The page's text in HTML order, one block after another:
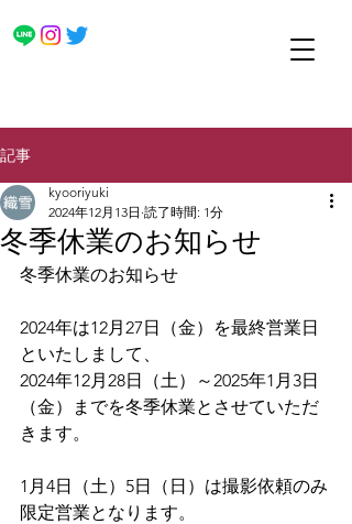
記事
冬季休業のお知らせ
kyooriyuki
2024年12月13日 読了時間: 1分
冬季休業のお知らせ
2024年は12月27日（金）を最終営業日
といたしまして、
2024年12月28日（土）～2025年1月3日
（金）までを冬季休業とさせていただ
きます。
1月4日（土）5日（日）は撮影依頼のみ
限定営業となります。